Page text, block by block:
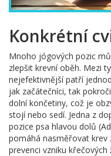
Konkrétní
Mnoho jógových pozic
zlepšit krevní oběh. Mezi
nejefektivnější patří
jak začátečníci, tak
dolní končetiny, což je
stojí nebo sedí. Jedna z
pozice psa hlavou dolů
pomáhá nasměřovat
prevenci vzniku křečových